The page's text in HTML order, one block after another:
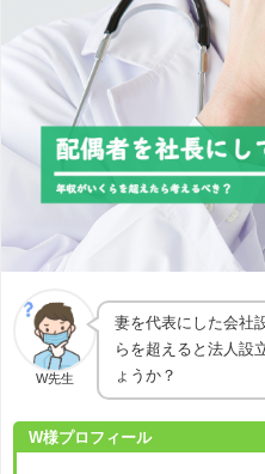
W先生
妻を代表にした会社
らを超えると法人設
ょうか？
W様プロフィール